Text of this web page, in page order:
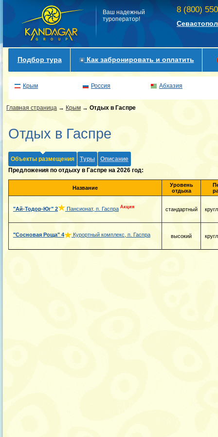
Ваш надежный
туроператор!
8 (800)
Подбор тура Как забронировать и оплатить
Крым Россия Абхазия
Главная страница → Крым → Отдых в Гаспре
Отдых в Гаспре
Объекты размещения Туры
Описание
Предложения по отдыху в Гаспре на 2026 год:
Название
Уровень
отдыха
"Ай-Тодор-Юг" 2 Пансионат, п. Гаспра Акция стандартный
"Сосновая Роща" 4 Курортный комплекс, п. Гаспра высокий